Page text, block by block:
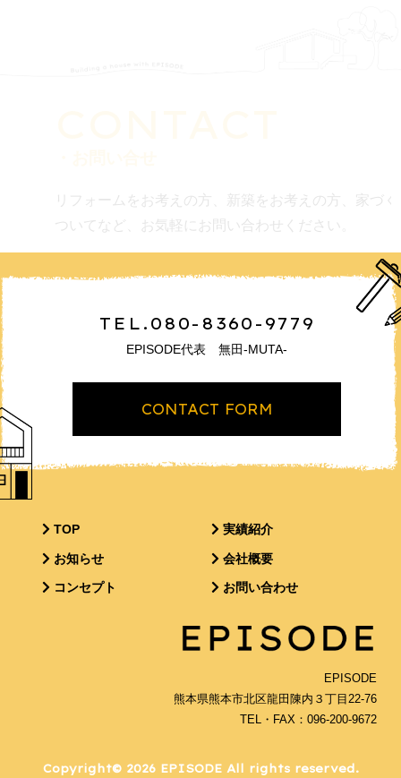
リフォームをお考えの方、新築をお考えの方、家づ
ついてなど、お気軽にお問い合わせください。
TEL.080-8360-9779
EPISODE代表 無田-MUTA-
CONTACT FORM
TOP 実績紹介
お知らせ 会社概要
コンセプト お問い合わせ
EPISODE
熊本県熊本市北区龍田陳内３丁目22-76
TEL・FAX：096-200-9672
Copyright© 2026 EPISODE All rights reserved.